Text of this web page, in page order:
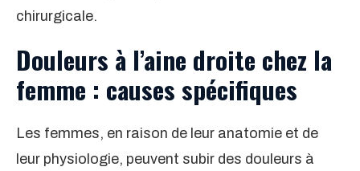
chirurgicale.
Douleurs à l’aine droite chez la
femme : causes spécifiques
Les femmes, en raison de leur anatomie et de
leur physiologie, peuvent subir des douleurs à